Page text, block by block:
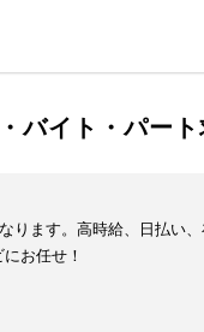
バイト・パー
ります。高時給、日払い
お任せ！